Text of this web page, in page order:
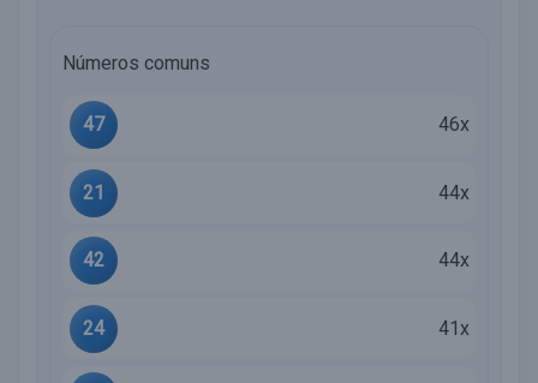
Números comuns
47 46x
21 44x
42 44x
24 41x